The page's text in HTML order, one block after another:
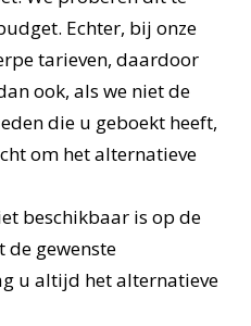
Echter, bij onze
tarieven, daardoor
ook, als we niet de
die u geboekt heeft,
om het alternatieve
beschikbaar is op de
de gewenste
u altijd het alternatieve